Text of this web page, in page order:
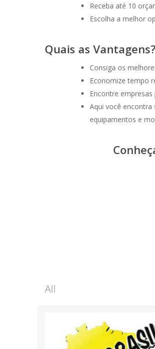
Receba até 10
Escolha a melhor
Quais as Vantagens?
Consiga os
Economize tempo
Encontre
Aqui você
equipamentos e
All